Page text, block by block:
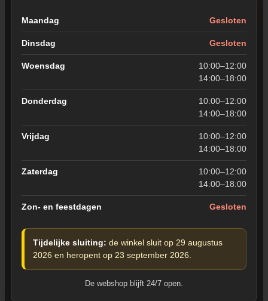
Openingsuren van de winkel in Wevelgem
Maandag Gesloten
Dinsdag Gesloten
Woensdag
10:00–12:00
14:00–18:00
Donderdag
10:00–12:00
14:00–18:00
Vrijdag
10:00–12:00
14:00–18:00
Zaterdag
10:00–12:00
14:00–18:00
Zon- en feestdagen Gesloten
Tijdelijke sluiting: de winkel sluit op 29 augustus
2026 en heropent op 23 september 2026.
De webshop blijft 24/7 open.